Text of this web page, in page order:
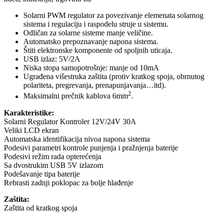
Solarni PWM regulator za povezivanje elemenata solarnog
sistema i regulaciju i raspodelu struje u sistemu.
Odličan za solarne sisteme manje veličine.
Automatsko prepoznavanje napona sistema.
Štiti elektronske komponente od spoljnih uticaja.
USB izlaz: 5V/2A
Niska stopa samopotrošnje: manje od 10mA
Ugrađena višestruka zaštita (protiv kratkog spoja, obrnutog
polariteta, pregrevanja, prenapunjavanja…itd).
Maksimalni prečnik kablova 6mm2.
Karakteristike:
Solarni Regulator Kontroler 12V/24V 30A
Veliki LCD ekran
Automatska identifikacija nivoa napona sistema
Podesivi parametri kontrole punjenja i pražnjenja baterije
Podesivi režim rada opterećenja
Sa dvostrukim USB 5V izlazom
Podešavanje tipa baterije
Rebrasti zadnji poklopac za bolje hlađenje
Zaštita:
Zaštita od kratkog spoja